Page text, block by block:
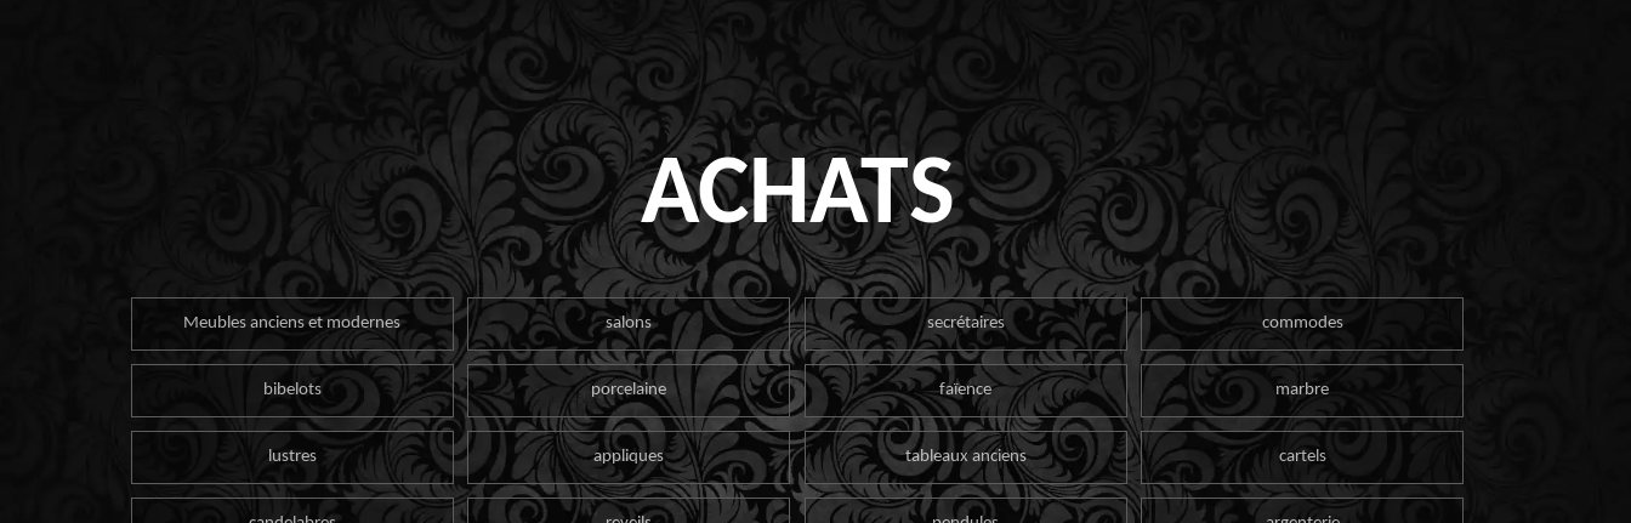
ACHATS
Meubles anciens et modernes salons secrétaires commodes
bibelots porcelaine faïence marbre
lustres appliques tableaux anciens cartels